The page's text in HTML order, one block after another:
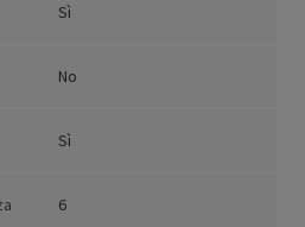
Sì
No
Sì
6